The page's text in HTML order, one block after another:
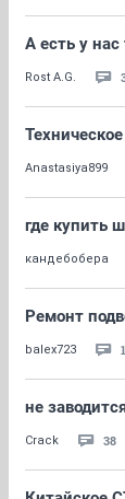
А есть у
Rost A.G.
Anastasiya899
где купить
кандебобера
Ремонт
balex723
не
Crack 38